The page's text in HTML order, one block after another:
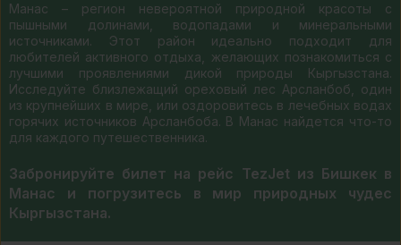
Манас – регион невероятной природной красоты с
пышными долинами, водопадами и минеральными
источниками. Этот район идеально подходит для
любителей активного отдыха, желающих познакомиться с
лучшими проявлениями дикой природы Кыргызстана.
Исследуйте близлежащий ореховый лес Арсланбоб, один
из крупнейших в мире, или оздоровитесь в лечебных водах
горячих источников Арсланбоба. В Манас найдется что-то
для каждого путешественника.
Забронируйте билет на рейс TezJet из Бишкек в
Манас и погрузитесь в мир природных чудес
Кыргызстана.